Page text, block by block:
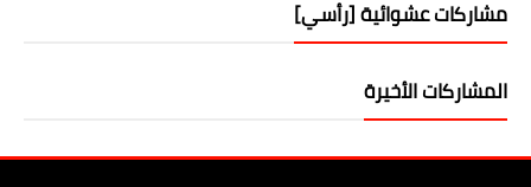
مشاركات عشوائية [رأسي]
المشاركات الأخيرة